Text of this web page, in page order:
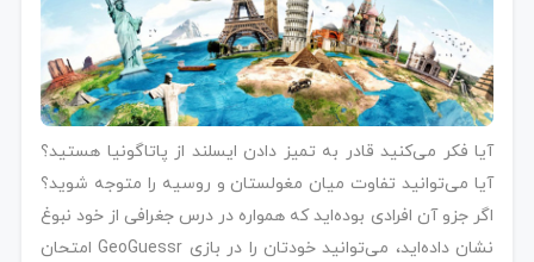
آیا فکر می‌کنید قادر به تمیز دادن ایسلند از پاتاگونیا هستید؟
آیا می‌توانید تفاوت میان مغولستان و روسیه را متوجه شوید؟‌
اگر جزو آن افرادی بوده‌اید که همواره در درس جغرافی از خود نبوغ
نشان داده‌اید، می‌توانید خودتان را در بازی GeoGuessr امتحان